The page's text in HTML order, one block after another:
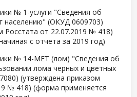
№ 1-услуги "Сведения об
населению" (ОКУД 0609703)
Росстата от 22.07.2019 № 418)
с отчета за 2019 год)
№ 14-МЕТ (лом) "Сведения об
лома черных и цветных
(утверждена приказом
№ 418) (форма применяется